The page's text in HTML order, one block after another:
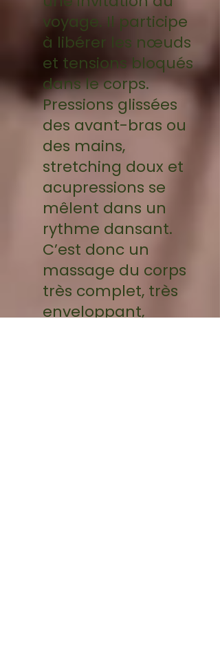
voyage. Il participe
à libérer les nœuds
et tensions bloqués
dans le corps.
Pressions glissées
des avant-bras ou
des mains,
stretching doux et
acupressions se
mêlent dans un
rythme dansant.
C’est donc un
massage du corps
très complet, très
enveloppant,